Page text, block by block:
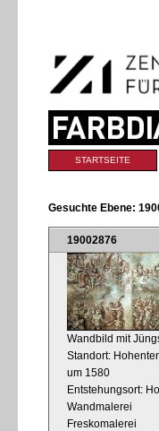
Navigation
Sektionen
STARTSEITE
Gesuchte Ebene:
19002876
Wandbild mit
Standort:
um 1580
Entstehungsort:
Wandmalerei
Freskomalerei